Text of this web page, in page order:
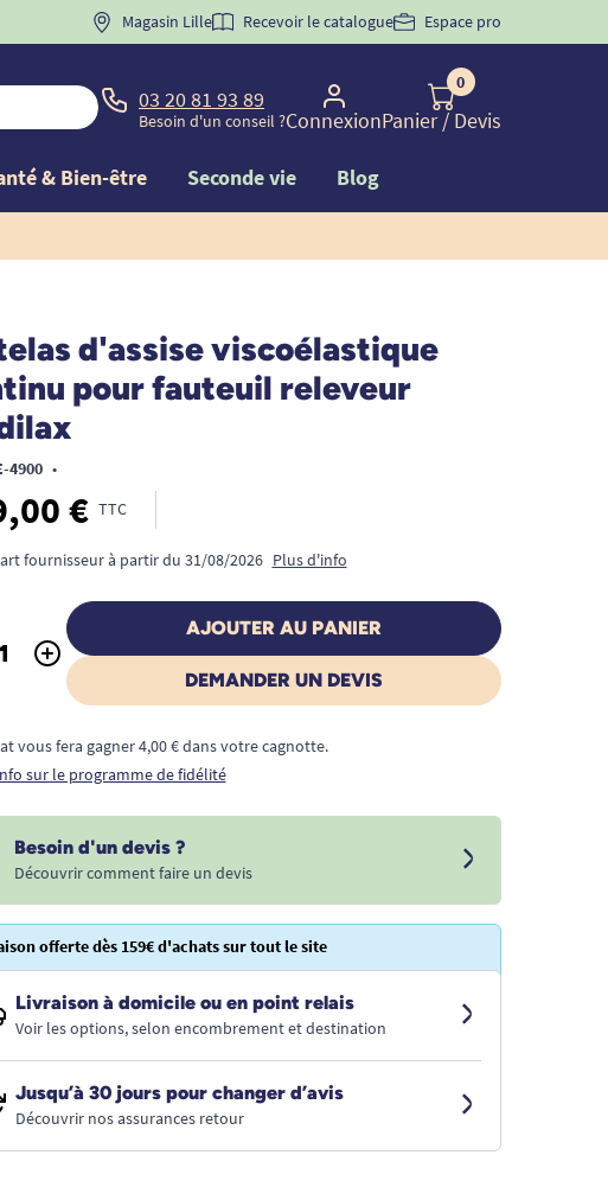
BIENVENUE" pourla 1ère commande d'incontinence
Magasin Lille Recevoir le catalogue Espace pro
03 20 81 93 89
Besoin d'un conseil ?Connexion
0
Panier/ Devis
& Bien-être Seconde vie Blog
d'assise viscoélastique
pour fauteuil releveur
4900 •
€ TTC
fournisseur à partir du 31/08/2026 Plus d'info
+
AJOUTER AU PANIER
DEMANDER UN DEVIS
vous fera gagner 4,00 € dans votre cagnotte.
sur le programme de fidélité
Besoin d'un devis ?
Découvrir comment faire un devis
offerte dès 159€ d'achats sur tout le site
Livraison à domicile ou en point relais
Voir les options, selon encombrement et destination
Jusqu’à 30 jours pour changer d’avis
Découvrir nos assurances retour